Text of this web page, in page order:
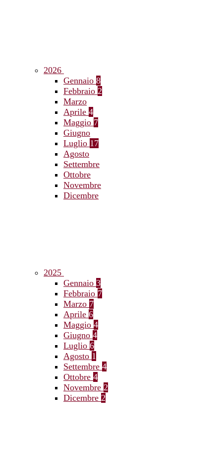
2026
Gennaio 8
Febbraio 2
Marzo
Aprile 4
Maggio 7
Giugno
Luglio 17
Agosto
Settembre
Ottobre
Novembre
Dicembre
2025
Gennaio 3
Febbraio 7
Marzo 7
Aprile 6
Maggio 4
Giugno 4
Luglio 6
Agosto 1
Settembre 4
Ottobre 4
Novembre 2
Dicembre 2